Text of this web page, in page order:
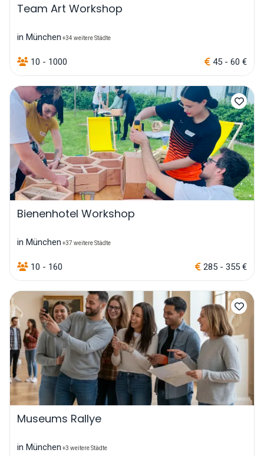
Team Art Workshop
in München +34 weitere Städte
10 - 1000 45 - 60 €
Bienenhotel Workshop
in München +37 weitere Städte
10 - 160 285 - 355 €
Museums Rallye
in München +3 weitere Städte